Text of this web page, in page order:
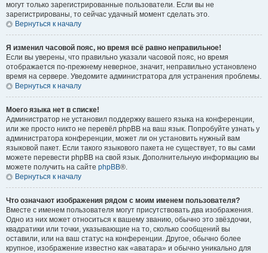
могут только зарегистрированные пользователи. Если вы не
зарегистрированы, то сейчас удачный момент сделать это.
Вернуться к началу
Я изменил часовой пояс, но время всё равно неправильное!
Если вы уверены, что правильно указали часовой пояс, но время
отображается по-прежнему неверное, значит, неправильно установлено
время на сервере. Уведомите администратора для устранения проблемы.
Вернуться к началу
Моего языка нет в списке!
Администратор не установил поддержку вашего языка на конференции,
или же просто никто не перевёл phpBB на ваш язык. Попробуйте узнать у
администратора конференции, может ли он установить нужный вам
языковой пакет. Если такого языкового пакета не существует, то вы сами
можете перевести phpBB на свой язык. Дополнительную информацию вы
можете получить на сайте phpBB®.
Вернуться к началу
Что означают изображения рядом с моим именем пользователя?
Вместе с именем пользователя могут присутствовать два изображения.
Одно из них может относиться к вашему званию, обычно это звёздочки,
квадратики или точки, указывающие на то, сколько сообщений вы
оставили, или на ваш статус на конференции. Другое, обычно более
крупное, изображение известно как «аватара» и обычно уникально для